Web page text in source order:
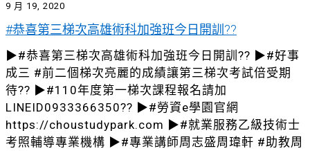
9 月 19, 2020
#恭喜第三梯次高雄術科加強班今日開訓??
▶#恭喜第三梯次高雄術科加強班今日開訓?? ▶#好事
成三 #前二個梯次亮麗的成績讓第三梯次考試倍受期
待?? ▶#110年度第一梯次課程報名請加
LINEID0933366350?? ▶#勞資e學園官網
https://choustudypark.com ▶#就業服務乙級技術士
考照輔導專業機構 ▶#專業講師周志盛周瑋軒 #助教周